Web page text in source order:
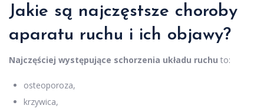
Jakie są najczęstsze choroby
aparatu ruchu i ich objawy?
Najczęściej występujące schorzenia układu ruchu to:
osteoporoza,
krzywica,